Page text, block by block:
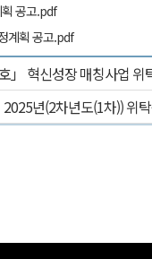
공고.pdf
계획 공고.pdf
」 혁신성장 매칭사업
년(2차년도(1차)) 위